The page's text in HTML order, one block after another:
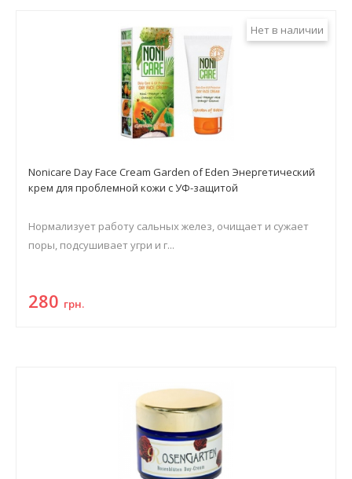
Нет в наличии
Nonicare Day Face Cream Garden of Eden Энергетический
крем для проблемной кожи с УФ-защитой
Нормализует работу сальных желез, очищает и сужает
поры, подсушивает угри и г...
280 грн.